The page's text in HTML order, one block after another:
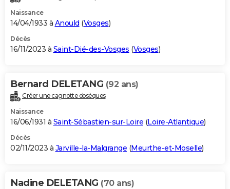
Naissance
14/04/1933 à Anould (Vosges)
Décès
16/11/2023 à Saint-Dié-des-Vosges (Vosges)
Bernard DELETANG (92 ans)
Créer une cagnotte obsèques
Naissance
16/06/1931 à Saint-Sébastien-sur-Loire (Loire-Atlantique)
Décès
02/11/2023 à Jarville-la-Malgrange (Meurthe-et-Moselle)
Nadine DELETANG (70 ans)